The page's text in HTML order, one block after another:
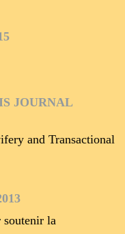
JOURNAL
and Transactional
soutenir la